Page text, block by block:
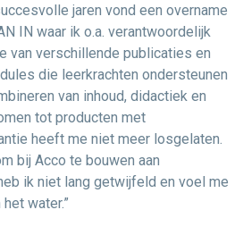
jaren vond een overname
IN waar ik o.a. verantwoordelijk
van verschillende publicaties en
die leerkrachten ondersteunen
van inhoud, didactiek en
tot producten met
heeft me niet meer losgelaten.
bij Acco te bouwen aan
ik niet lang getwijfeld en voel me
water.”